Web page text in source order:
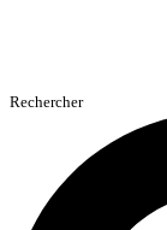
Rechercher